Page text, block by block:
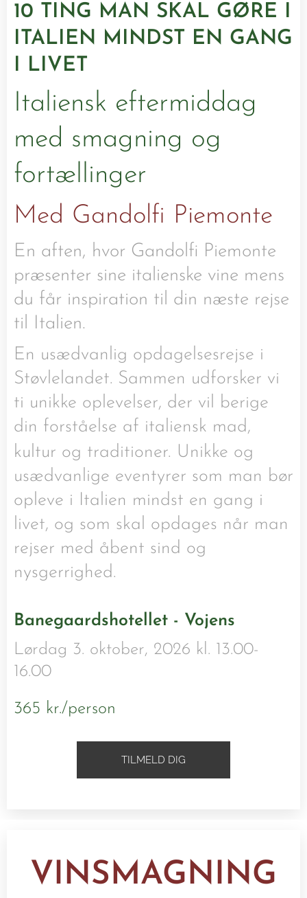
10 TING MAN SKAL GØRE I
ITALIEN MINDST EN GANG
I LIVET
Italiensk eftermiddag
med smagning og
fortællinger
Med Gandolfi Piemonte
En aften, hvor Gandolfi Piemonte
præsenter sine italienske vine mens
du får inspiration til din næste rejse
til Italien.
En usædvanlig opdagelsesrejse i
Støvlelandet. Sammen udforsker vi
ti unikke oplevelser, der vil berige
din forståelse af italiensk mad,
kultur og traditioner. Unikke og
usædvanlige eventyrer som man bør
opleve i Italien mindst en gang i
livet, og som skal opdages når man
rejser med åbent sind og
nysgerrighed.
Banegaardshotellet - Vojens
Lørdag 3. oktober, 2026 kl. 13.00-
16.00
365 kr./person
TILMELD DIG
VINSMAGNING